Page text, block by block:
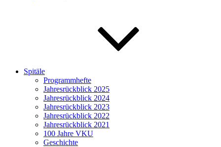
Spitäle
Programmhefte
Jahresrückblick 2025
Jahresrückblick 2024
Jahresrückblick 2023
Jahresrückblick 2022
Jahresrückblick 2021
100 Jahre VKU
Geschichte